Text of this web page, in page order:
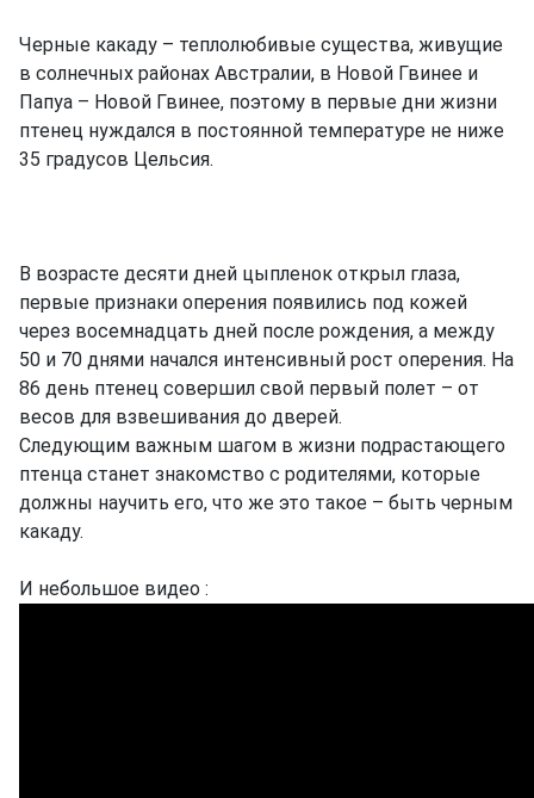
Черные какаду – теплолюбивые существа, живущие
в солнечных районах Австралии, в Новой Гвинее и
Папуа – Новой Гвинее, поэтому в первые дни жизни
птенец нуждался в постоянной температуре не ниже
35 градусов Цельсия.
В возрасте десяти дней цыпленок открыл глаза,
первые признаки оперения появились под кожей
через восемнадцать дней после рождения, а между
50 и 70 днями начался интенсивный рост оперения. На
86 день птенец совершил свой первый полет – от
весов для взвешивания до дверей.
Следующим важным шагом в жизни подрастающего
птенца станет знакомство с родителями, которые
должны научить его, что же это такое – быть черным
какаду.
И небольшое видео :